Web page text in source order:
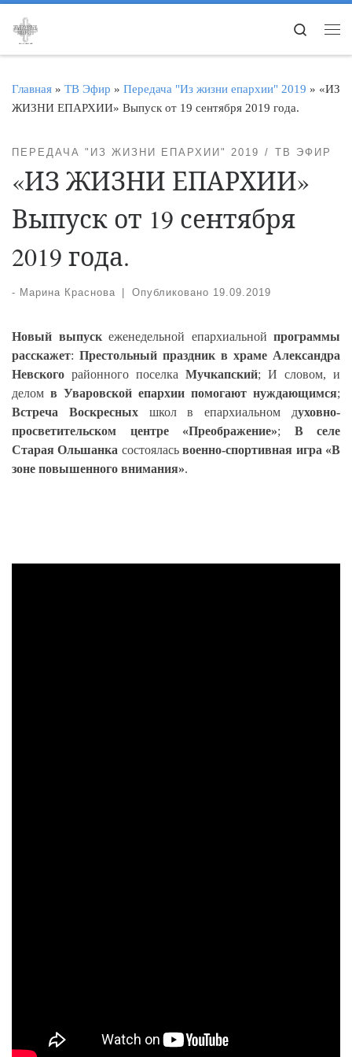
Перейти к содержимому
Search
Главная » ТВ Эфир » Передача "Из жизни епархии" 2019 » «ИЗ
ЖИЗНИ ЕПАРХИИ» Выпуск от 19 сентября 2019 года.
ПЕРЕДАЧА "ИЗ ЖИЗНИ ЕПАРХИИ" 2019 ТВ ЭФИР
«ИЗ ЖИЗНИ ЕПАРХИИ»
Выпуск от 19 сентября
2019 года.
- Марина Краснова Опубликовано 19.09.2019
Новый выпускеженедельной епархиальной программы
расскажет: Престольный праздник в храме Александра
Невского районного поселка Мучкапский; И словом, и
делом в Уваровской епархии помогают нуждающимся;
Встреча Воскресныхшкол в епархиальном духовно-
просветительском центре «Преображение»; В селе
Старая Ольшанка состояласьвоенно-спортивная игра «В
зоне повышенного внимания».